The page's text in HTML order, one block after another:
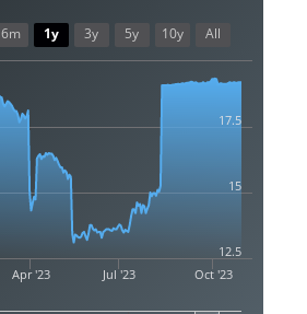
Apr '23 Jul '23 Oct '23
15
12.5
17.5
6m 1y 3y 5y 10y All